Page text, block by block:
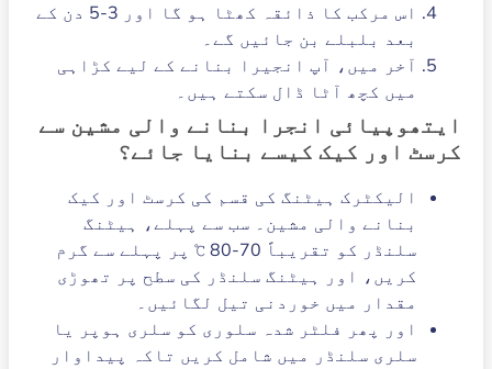
اس مرکب کا ذائقہ کھٹا ہو گا اور 3-5 دن کے
بعد بلبلے بن جائیں گے۔
آخر میں، آپ انجیرا بنانے کے لیے کڑاہی
میں کچھ آٹا ڈال سکتے ہیں۔
ایتھوپیائی انجرا بنانے والی مشین سے
کرسٹ اور کیک کیسے بنایا جائے؟
الیکٹرک ہیٹنگ کی قسم کی کرسٹ اور کیک
بنانے والی مشین۔ سب سے پہلے، ہیٹنگ
سلنڈر کو تقریباً 70-80 ℃ پر پہلے سے گرم
کریں، اور ہیٹنگ سلنڈر کی سطح پر تھوڑی
مقدار میں خوردنی تیل لگائیں۔
اور پھر فلٹر شدہ سلوری کو سلری ہوپر یا
سلری سلنڈر میں شامل کریں تاکہ پیداوار